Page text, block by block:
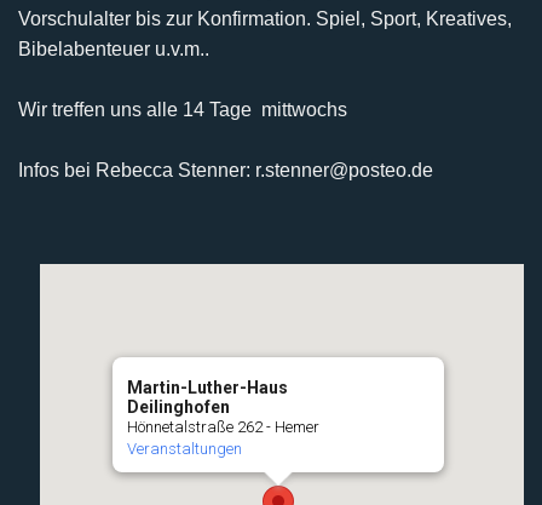
Vorschulalter bis zur Konfirmation. Spiel, Sport, Kreatives,
Bibelabenteuer u.v.m..
Wir treffen uns alle 14 Tage mittwochs
Infos bei Rebecca Stenner: r.stenner@posteo.de
Martin-Luther-Haus
Deilinghofen
Hönnetalstraße 262 - Hemer
Veranstaltungen